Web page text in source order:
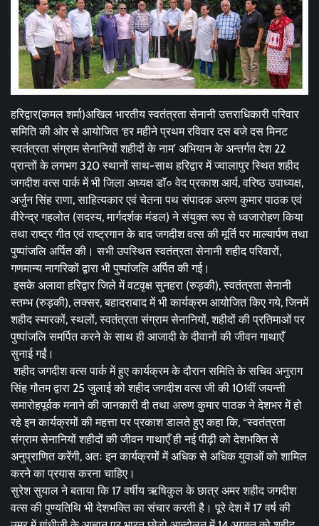
हरिद्वार(कमल शर्मा)अखिल भारतीय स्वतंत्रता सेनानी उत्तराधिकारी परिवार
समिति की ओर से आयोजित ‘हर महीने प्रथम रविवार दस बजे दस मिनट
स्वतंत्रता संग्राम सेनानियों शहीदों के नाम’ अभियान के अन्तर्गत‌‌ देश 22
प्रान्तों‌ के लगभग 320 स्थानों साथ-साथ हरिद्वार में ज्वालापुर स्थित शहीद
जगदीश वत्स पार्क में भी जिला अध्यक्ष डाॅ० वेद प्रकाश आर्य, वरिष्ठ उपाध्यक्ष,
अर्जुन सिंह राणा, साहित्यकार एवं चेतना पथ संपादक अरुण कुमार पाठक एवं
वीरेन्द्र गहलोत (सदस्य, मार्गदर्शक मंडल) ने संयुक्त रूप से ध्वजारोहण किया
तथा राष्ट्र गीत एवं राष्ट्रगान के बाद जगदीश वत्स की मूर्ति पर माल्यार्पण तथा
पुष्पांजलि अर्पित की। सभी उपस्थित स्वतंत्रता सेनानी शहीद परिवारों,
गणमान्य नागरिकों द्वारा भी पुष्पांजलि अर्पित की गई।
‌ इसके अलावा हरिद्वार जिले में वटवृक्ष सुनहरा (रुड़की), स्वतंत्रता सेनानी
स्तम्भ (रुड़की), लक्सर, बहादराबाद में भी कार्यक्रम आयोजित किए गये, जिनमें
शहीद स्मारकों, स्थलों, स्वतंत्रता संग्राम सेनानियों, शहीदों की प्रतिमाओं पर
पुष्पांजलि समर्पित करने के साथ ही आजादी के दीवानों की जीवन गाथाएँ
सुनाई गईं।
‌‌‌ शहीद जगदीश वत्स पार्क में हुए कार्यक्रम‌ के दौरान समिति के सचिव अनुराग
सिंह गौतम द्वारा 25 जुलाई को शहीद जगदीश वत्स जी की 101वीं जयन्ती
समारोहपूर्वक मनाने की जानकारी दी तथा अरुण कुमार पाठक‌ ने देशभर में हो
रहे इन कार्यक्रमों की महत्ता पर प्रकाश डालते हुए कहा कि, “स्वतंत्रता
संग्राम सेनानियों शहीदों की जीवन गाथाएँ ही नई पीढ़ी को देशभक्ति से
अनुप्राणित करेंगी, अतः इन कार्यक्रमों में अधिक से अधिक युवाओं को शामिल
करने का प्रयास करना चाहिए।
सुरेश सुयाल ने बताया कि 17 वर्षीय ऋषिकुल के छात्र अमर शहीद जगदीश
वत्स की पुण्यतिथि भी देशभक्ति का संचार करती है। पूरे देश में 17 वर्ष की